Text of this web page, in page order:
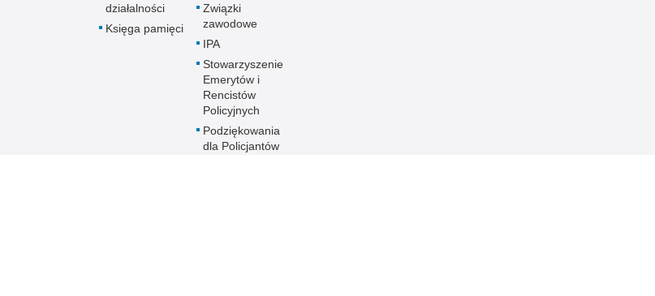
działalności
Księga pamięci
Związki
zawodowe
IPA
Stowarzyszenie
Emerytów i
Rencistów
Policyjnych
Podziękowania
dla Policjantów